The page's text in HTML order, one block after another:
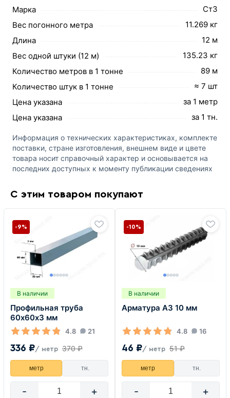
Марка
Ст3
Вес погонного метра
11.269 кг
Длина
12 м
Вес одной штуки (12 м)
135.23 кг
Количество метров в 1 тонне
89 м
Количество штук в 1 тонне
≈ 7 шт
Цена указана
за 1 метр
Цена указана
за 1 тн.
Информация о технических характеристиках, комплекте
поставки, стране изготовления, внешнем виде и цвете
товара носит справочный характер и основывается на
последних доступных к моменту публикации сведениях
С этим товаром покупают
В наличии
Профильная труба
60х60х3 мм
4.8 21
336 ₽/ метр 370 ₽
-9%
метр тн.
- +
В наличии
Арматура А3 10 мм
4.8 16
46 ₽/ метр 51 ₽
-10%
метр тн.
- +